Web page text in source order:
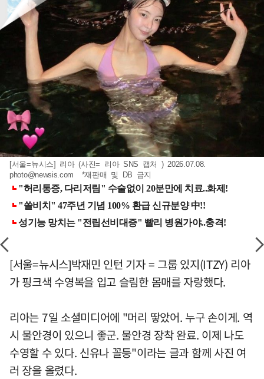
[서울=뉴시스] 리아 (사진= 리아 SNS 캡처 ) 2026.07.08.
photo@newsis.com *재판매 및 DB 금지
[서울=뉴시스]박재민 인턴 기자 = 그룹 있지(ITZY) 리아
가 핑크색 수영복을 입고 슬림한 몸매를 자랑했다.
리아는 7일 소셜미디어에 "머리 땋았어. 누구 손이게. 역
시 물안경이 있으니 좋군. 물안경 장착 완료. 이제 나도
수영할 수 있다. 신유나 꼴등"이라는 글과 함께 사진 여
러 장을 올렸다.